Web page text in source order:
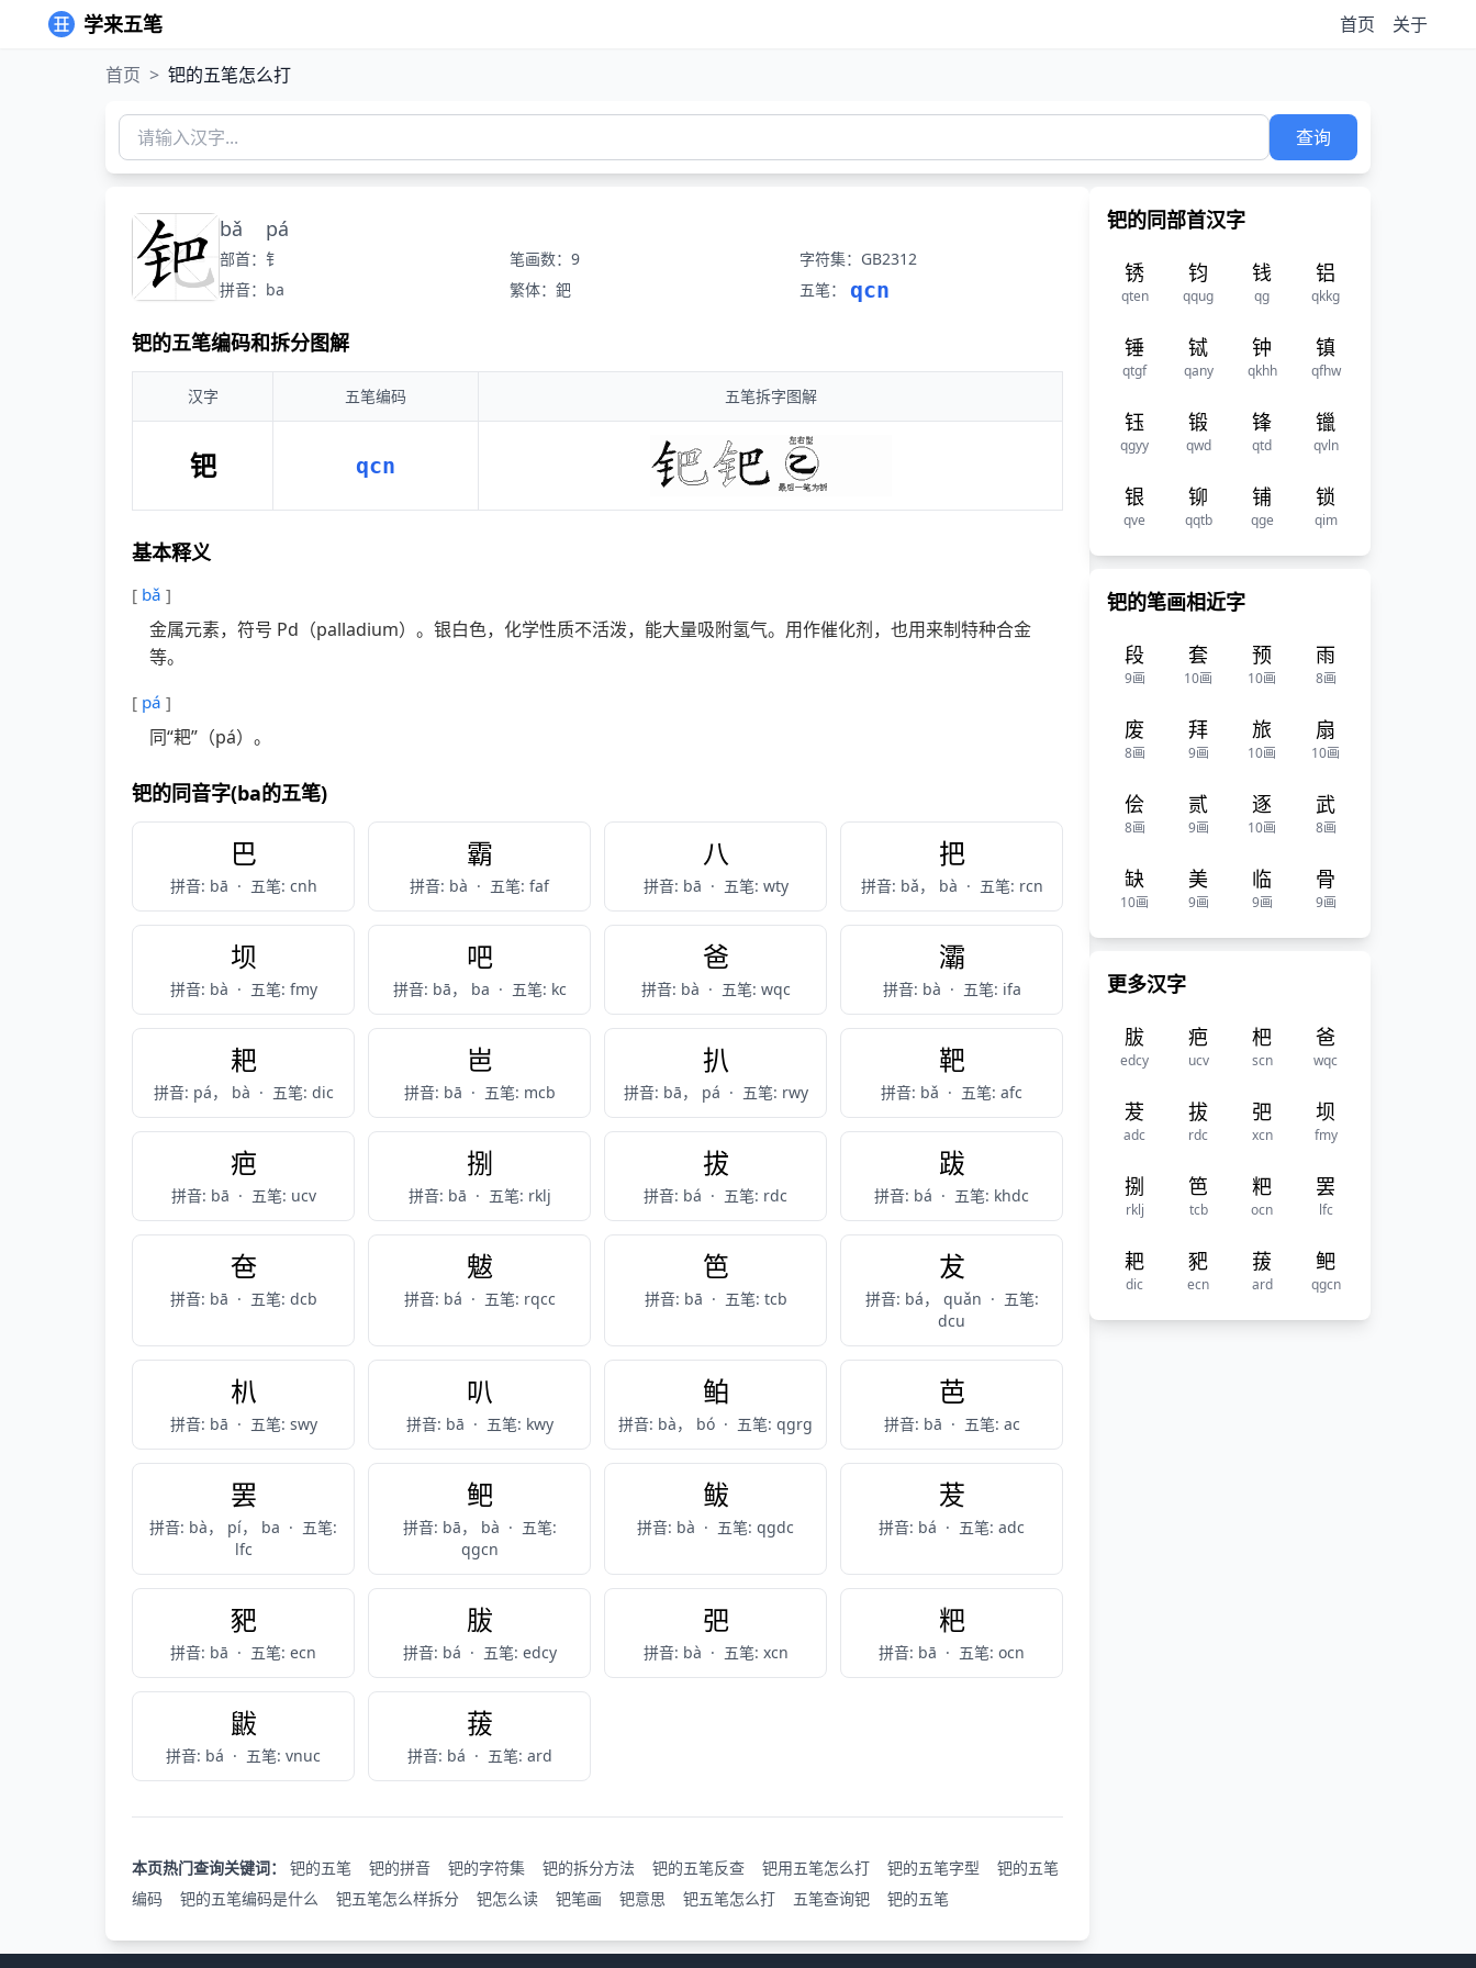
学来五笔 首页 关于
首页 > 钯的五笔怎么打
查询
bǎ pá
部首：钅 笔画数：9
字符集：GB2312
拼音：ba
繁体：鈀 五笔：
qcn
钯的五笔编码和拆分图解
汉字 五笔编码 五笔拆字图解
钯 qcn
基本释义
[ bǎ ]
金属元素，符号 Pd（palladium）。银白色，化学性质不活泼，能大量吸附氢气。用作催化剂，也用来制特种合金
等。
[ pá ]
同“耙”（pá）。
钯的同音字(ba的五笔)
巴
拼音: bā · 五笔: cnh
霸
拼音: bà · 五笔: faf
八
拼音: bā · 五笔: wty
把
拼音: bǎ， bà · 五笔: rcn
坝
拼音: bà · 五笔: fmy
吧
拼音: bā， ba · 五笔: kc
爸
拼音: bà · 五笔: wqc
灞
拼音: bà · 五笔: ifa
耙
拼音: pá， bà · 五笔: dic
岜
拼音: bā · 五笔: mcb
扒
拼音: bā， pá · 五笔: rwy
靶
拼音: bǎ · 五笔: afc
疤
拼音: bā · 五笔: ucv
捌
拼音: bā · 五笔: rklj
拔
拼音: bá · 五笔: rdc
跋
拼音: bá · 五笔: khdc
夿
拼音: bā · 五笔: dcb
魃
拼音: bá · 五笔: rqcc
笆
拼音: bā · 五笔: tcb
犮
拼音: bá， quǎn · 五笔:
dcu
朳
拼音: bā · 五笔: swy
叭
拼音: bā · 五笔: kwy
鲌
拼音: bà， bó · 五笔: qgrg
芭
拼音: bā · 五笔: ac
罢
拼音: bà， pí， ba · 五笔:
lfc
鲃
拼音: bā， bà · 五笔:
qgcn
鲅
拼音: bà · 五笔: qgdc
茇
拼音: bá · 五笔: adc
豝
拼音: bā · 五笔: ecn
胈
拼音: bá · 五笔: edcy
弝
拼音: bà · 五笔: xcn
粑
拼音: bā · 五笔: ocn
鼥
拼音: bá · 五笔: vnuc
菝
拼音: bá · 五笔: ard
本页热门查询关键词： 钯的五笔 钯的拼音 钯的字符集 钯的拆分方法 钯的五笔反查 钯用五笔怎么打 钯的五笔字型
钯的五笔
编码
钯的五笔编码是什么 钯五笔怎么样拆分 钯怎么读 钯笔画 钯意思 钯五笔怎么打 五笔查询钯 钯的五笔
钯的同部首汉字
锈
qten
钧
qqug
钱
qg
铝
qkkg
锤
qtgf
铽
qany
钟
qkhh
镇
qfhw
钰
qgyy
锻
qwd
锋
qtd
镴
qvln
银
qve
铆
qqtb
铺
qge
锁
qim
钯的笔画相近字
段
9画
套
10画
预
10画
雨
8画
废
8画
拜
9画
旅
10画
扇
10画
侩
8画
贰
9画
逐
10画
武
8画
缺
10画
美
9画
临
9画
骨
9画
更多汉字
胈
edcy
疤
ucv
杷
scn
爸
wqc
茇
adc
拔
rdc
弝
xcn
坝
fmy
捌
rklj
笆
tcb
粑
ocn
罢
lfc
耙
dic
豝
ecn
菝
ard
鲃
qgcn